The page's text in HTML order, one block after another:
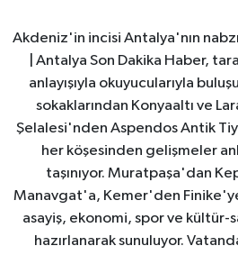
Akdeniz'in incisi Antalya'nın
| Antalya Son Dakika Haber,
anlayışıyla okuyucularıyla
sokaklarından Konyaaltı ve
Şelalesi'nden Aspendos Antik
her köşesinden gelişmeler
taşınıyor. Muratpaşa'dan
Manavgat'a, Kemer'den
asayiş, ekonomi, spor ve
hazırlanarak sunuluyor.